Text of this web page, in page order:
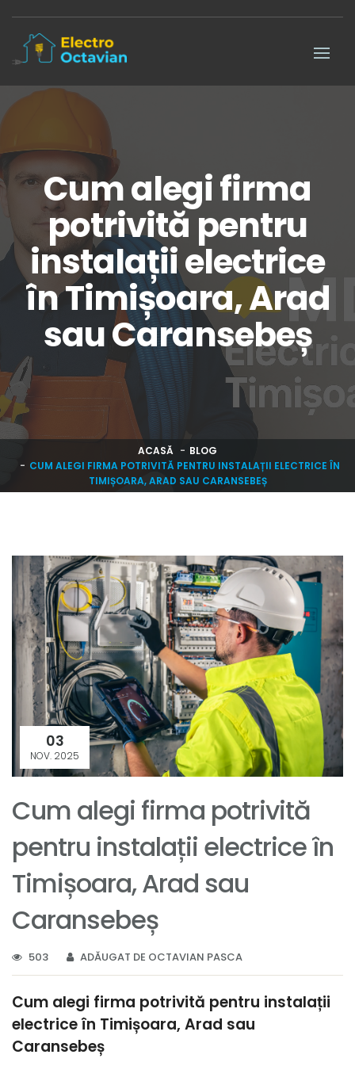
Cum alegi firma
potrivită pentru
instalații electrice
în Timișoara, Arad
sau Caransebeș
ACASĂ
BLOG
CUM ALEGI FIRMA POTRIVITĂ PENTRU INSTALAȚII ELECTRICE ÎN
TIMIȘOARA, ARAD SAU CARANSEBEȘ
03
NOV. 2025
Cum alegi firma potrivită
pentru instalații electrice în
Timișoara, Arad sau
Caransebeș
503 ADĂUGAT DE OCTAVIAN PASCA
Cum alegi firma potrivită pentru instalații
electrice în Timișoara, Arad sau
Caransebeș